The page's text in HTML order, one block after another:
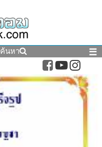
ค้นหา ☰